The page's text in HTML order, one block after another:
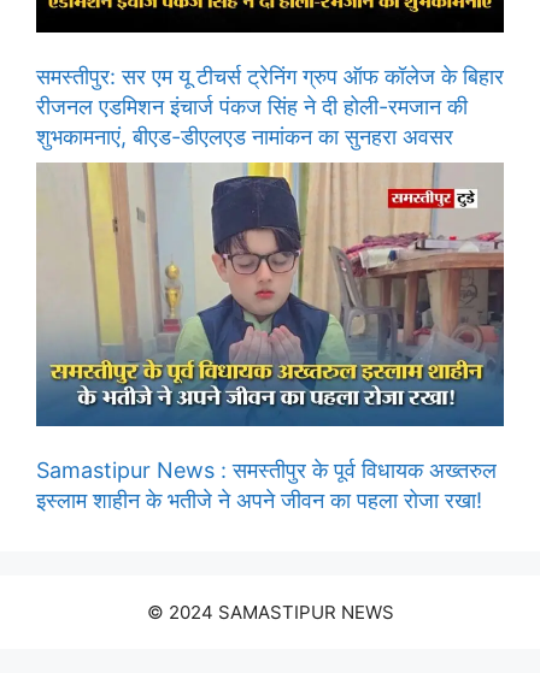
समस्तीपुर: सर एम यू टीचर्स ट्रेनिंग ग्रुप ऑफ कॉलेज के बिहार
रीजनल एडमिशन इंचार्ज पंकज सिंह ने दी होली-रमजान की
शुभकामनाएं, बीएड-डीएलएड नामांकन का सुनहरा अवसर
Samastipur News : समस्तीपुर के पूर्व विधायक अख्तरुल
इस्लाम शाहीन के भतीजे ने अपने जीवन का पहला रोजा रखा!
© 2024 SAMASTIPUR NEWS